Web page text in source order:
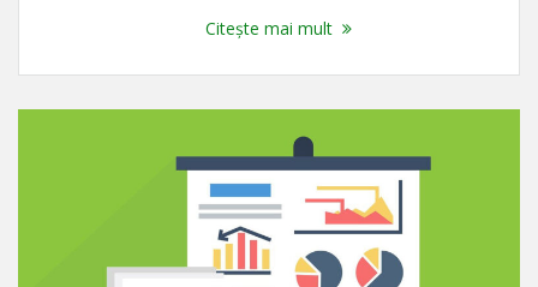
Citește mai mult